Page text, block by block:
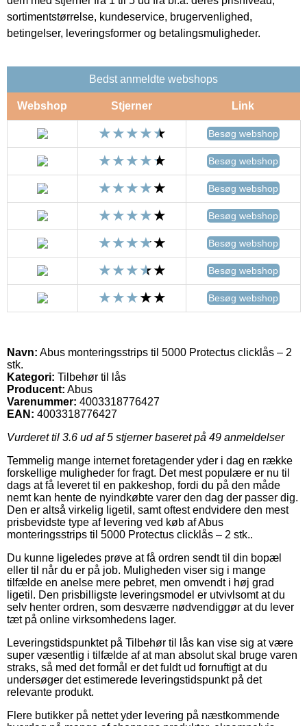
sortimentstørrelse, kundeservice, brugervenlighed,
betingelser, leveringsformer og betalingsmuligheder.
Bedst anmeldte webshops
Webshop Stjerner Link
Besøg webshop
Besøg webshop
Besøg webshop
Besøg webshop
Besøg webshop
Besøg webshop
Besøg webshop
Navn: Abus monteringsstrips til 5000 Protectus clicklås – 2
stk.
Kategori: Tilbehør til lås
Producent: Abus
Varenummer: 4003318776427
EAN: 4003318776427
Vurderet til 3.6 ud af 5 stjerner baseret på 49 anmeldelser
Temmelig mange internet foretagender yder i dag en række
forskellige muligheder for fragt. Det mest populære er nu til
dags at få leveret til en pakkeshop, fordi du på den måde
nemt kan hente de nyindkøbte varer den dag der passer dig.
Den er altså virkelig ligetil, samt oftest endvidere den mest
prisbevidste type af levering ved køb af Abus
monteringsstrips til 5000 Protectus clicklås – 2 stk..
Du kunne ligeledes prøve at få ordren sendt til din bopæl
eller til når du er på job. Muligheden viser sig i mange
tilfælde en anelse mere pebret, men omvendt i høj grad
ligetil. Den prisbilligste leveringsmodel er utvivlsomt at du
selv henter ordren, som desværre nødvendiggør at du lever
tæt på online virksomhedens lager.
Leveringstidspunktet på Tilbehør til lås kan vise sig at være
super væsentlig i tilfælde af at man absolut skal bruge varen
straks, så med det formål er det fuldt ud fornuftigt at du
undersøger det estimerede leveringstidspunkt på det
relevante produkt.
Flere butikker på nettet yder levering på næstkommende